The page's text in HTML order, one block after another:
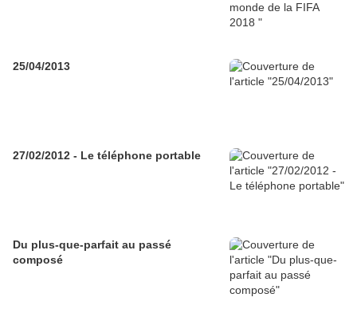
25/04/2013
27/02/2012 - Le téléphone portable
Du plus-que-parfait au passé
composé